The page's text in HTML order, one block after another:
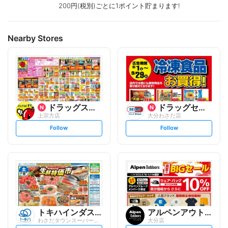
200円(税別)ごとに1ポイント貯まります!
Nearby Stores
ドラッグストアモリ
上宗方店
s
t
o
w
Follow
ドラッグセイムス
大分わさだ店
s
t
l
o
w
Follow
トキハインダストリー アルペンアウトドアーズエッセ...
大分店